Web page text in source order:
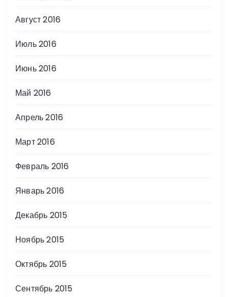
Август 2016
Июль 2016
Июнь 2016
Май 2016
Апрель 2016
Март 2016
Февраль 2016
Январь 2016
Декабрь 2015
Ноябрь 2015
Октябрь 2015
Сентябрь 2015